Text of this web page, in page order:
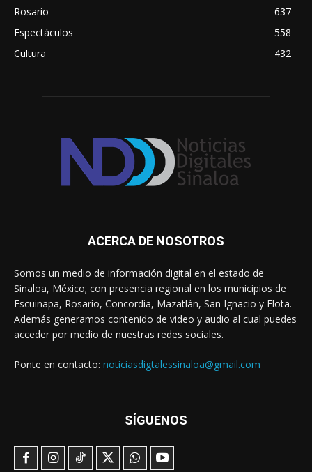
Rosario
637
Espectáculos
558
Cultura
432
ACERCA DE NOSOTROS
Somos un medio de información digital en el estado de
Sinaloa, México; con presencia regional en los municipios de
Escuinapa, Rosario, Concordia, Mazatlán, San Ignacio y Elota.
Además generamos contenido de video y audio al cual puedes
acceder por medio de nuestras redes sociales.
Ponte en contacto: noticiasdigtalessinaloa@gmail.com
SÍGUENOS